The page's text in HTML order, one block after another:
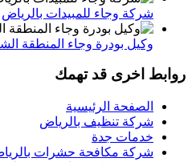
شركة وجاء للمبيدات بالرياض
وكيل بودرة وجاء المنطقة
روابط اخرى قد تهمك
الصفحة الرئيسية
شركة تنظيف بالرياض
خدمات جدة
شركة مكافحة حشرات